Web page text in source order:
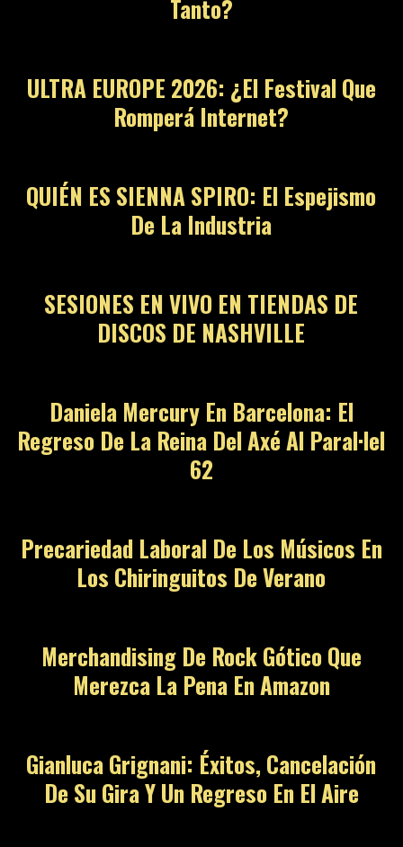
Tanto?
ULTRA EUROPE 2026: ¿El Festival Que
Romperá Internet?
QUIÉN ES SIENNA SPIRO: El Espejismo
De La Industria
SESIONES EN VIVO EN TIENDAS DE
DISCOS DE NASHVILLE
Daniela Mercury En Barcelona: El
Regreso De La Reina Del Axé Al Paral·lel
62
Precariedad Laboral De Los Músicos En
Los Chiringuitos De Verano
Merchandising De Rock Gótico Que
Merezca La Pena En Amazon
Gianluca Grignani: Éxitos, Cancelación
De Su Gira Y Un Regreso En El Aire